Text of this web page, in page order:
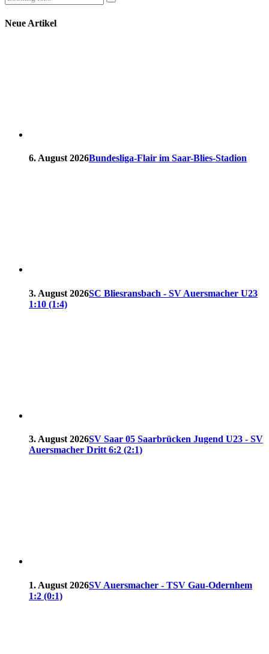
Neue Artikel
6. August 2026Bundesliga-Flair im Saar-Blies-Stadion
3. August 2026SC Bliesransbach - SV Auersmacher U23
1:10 (1:4)
3. August 2026SV Saar 05 Saarbrücken Jugend U23 - SV
Auersmacher Dritt 6:2 (2:1)
1. August 2026SV Auersmacher - TSV Gau-Odernhem
1:2 (0:1)